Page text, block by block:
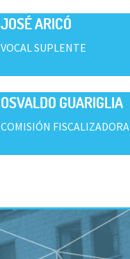
JOSÉ ARICÓ
VOCAL SUPLENTE
OSVALDO GUARIGLIA
COMISIÓN FISCALIZADORA